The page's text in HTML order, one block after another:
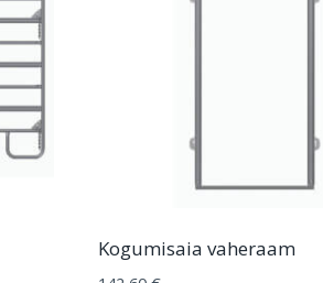
Kogumisaia vaheraam